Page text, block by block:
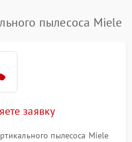
пылесоса Miele
заявку
пылесоса Miele